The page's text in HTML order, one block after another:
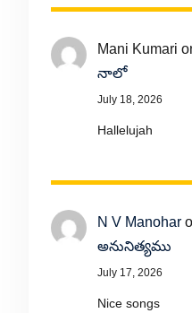
Mani Kumari
నాలో
July 18, 2026
Hallelujah
N V Manohar
అనునిత్యము
July 17, 2026
Nice songs